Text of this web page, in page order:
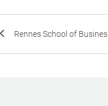
Rennes School of